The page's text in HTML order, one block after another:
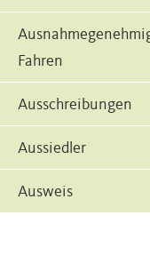
Fahren
Ausschreibungen
Aussiedler
Ausweis